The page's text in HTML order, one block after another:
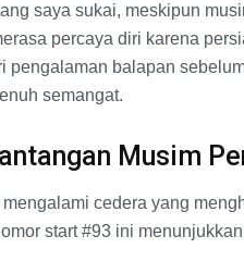
saya sukai, meskipun
percaya diri karena
pengalaman balapan
semangat.
Musim
cedera yang
start #93 ini